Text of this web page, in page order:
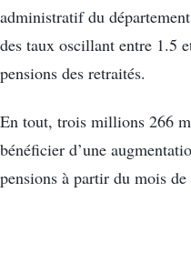
administratif du département
des taux oscillant entre 1.5
pensions des retraités.
En tout, trois millions 266
bénéficier d’une
pensions à partir du mois